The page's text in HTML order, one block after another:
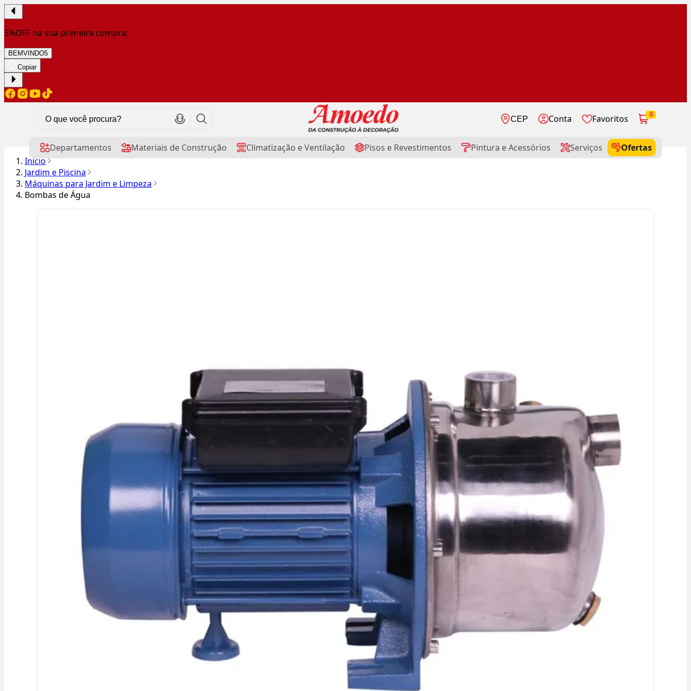
5%OFF na sua primeira compra:
BEMVINDO5
Copiar
CEP Conta Favoritos 0
Departamentos Materiais de Construção Climatização e Ventilação Pisos e Revestimentos Pintura e Acessórios Serviços
Ofertas
Início
Jardim e Piscina
Máquinas para Jardim e Limpeza
Bombas de Água